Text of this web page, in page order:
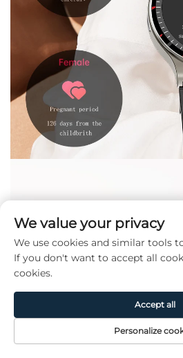
홈페이지 제품
We value your privacy
We use cookies and similar tools
If you don't want to accept all
cookies.
Personalize
Accept all